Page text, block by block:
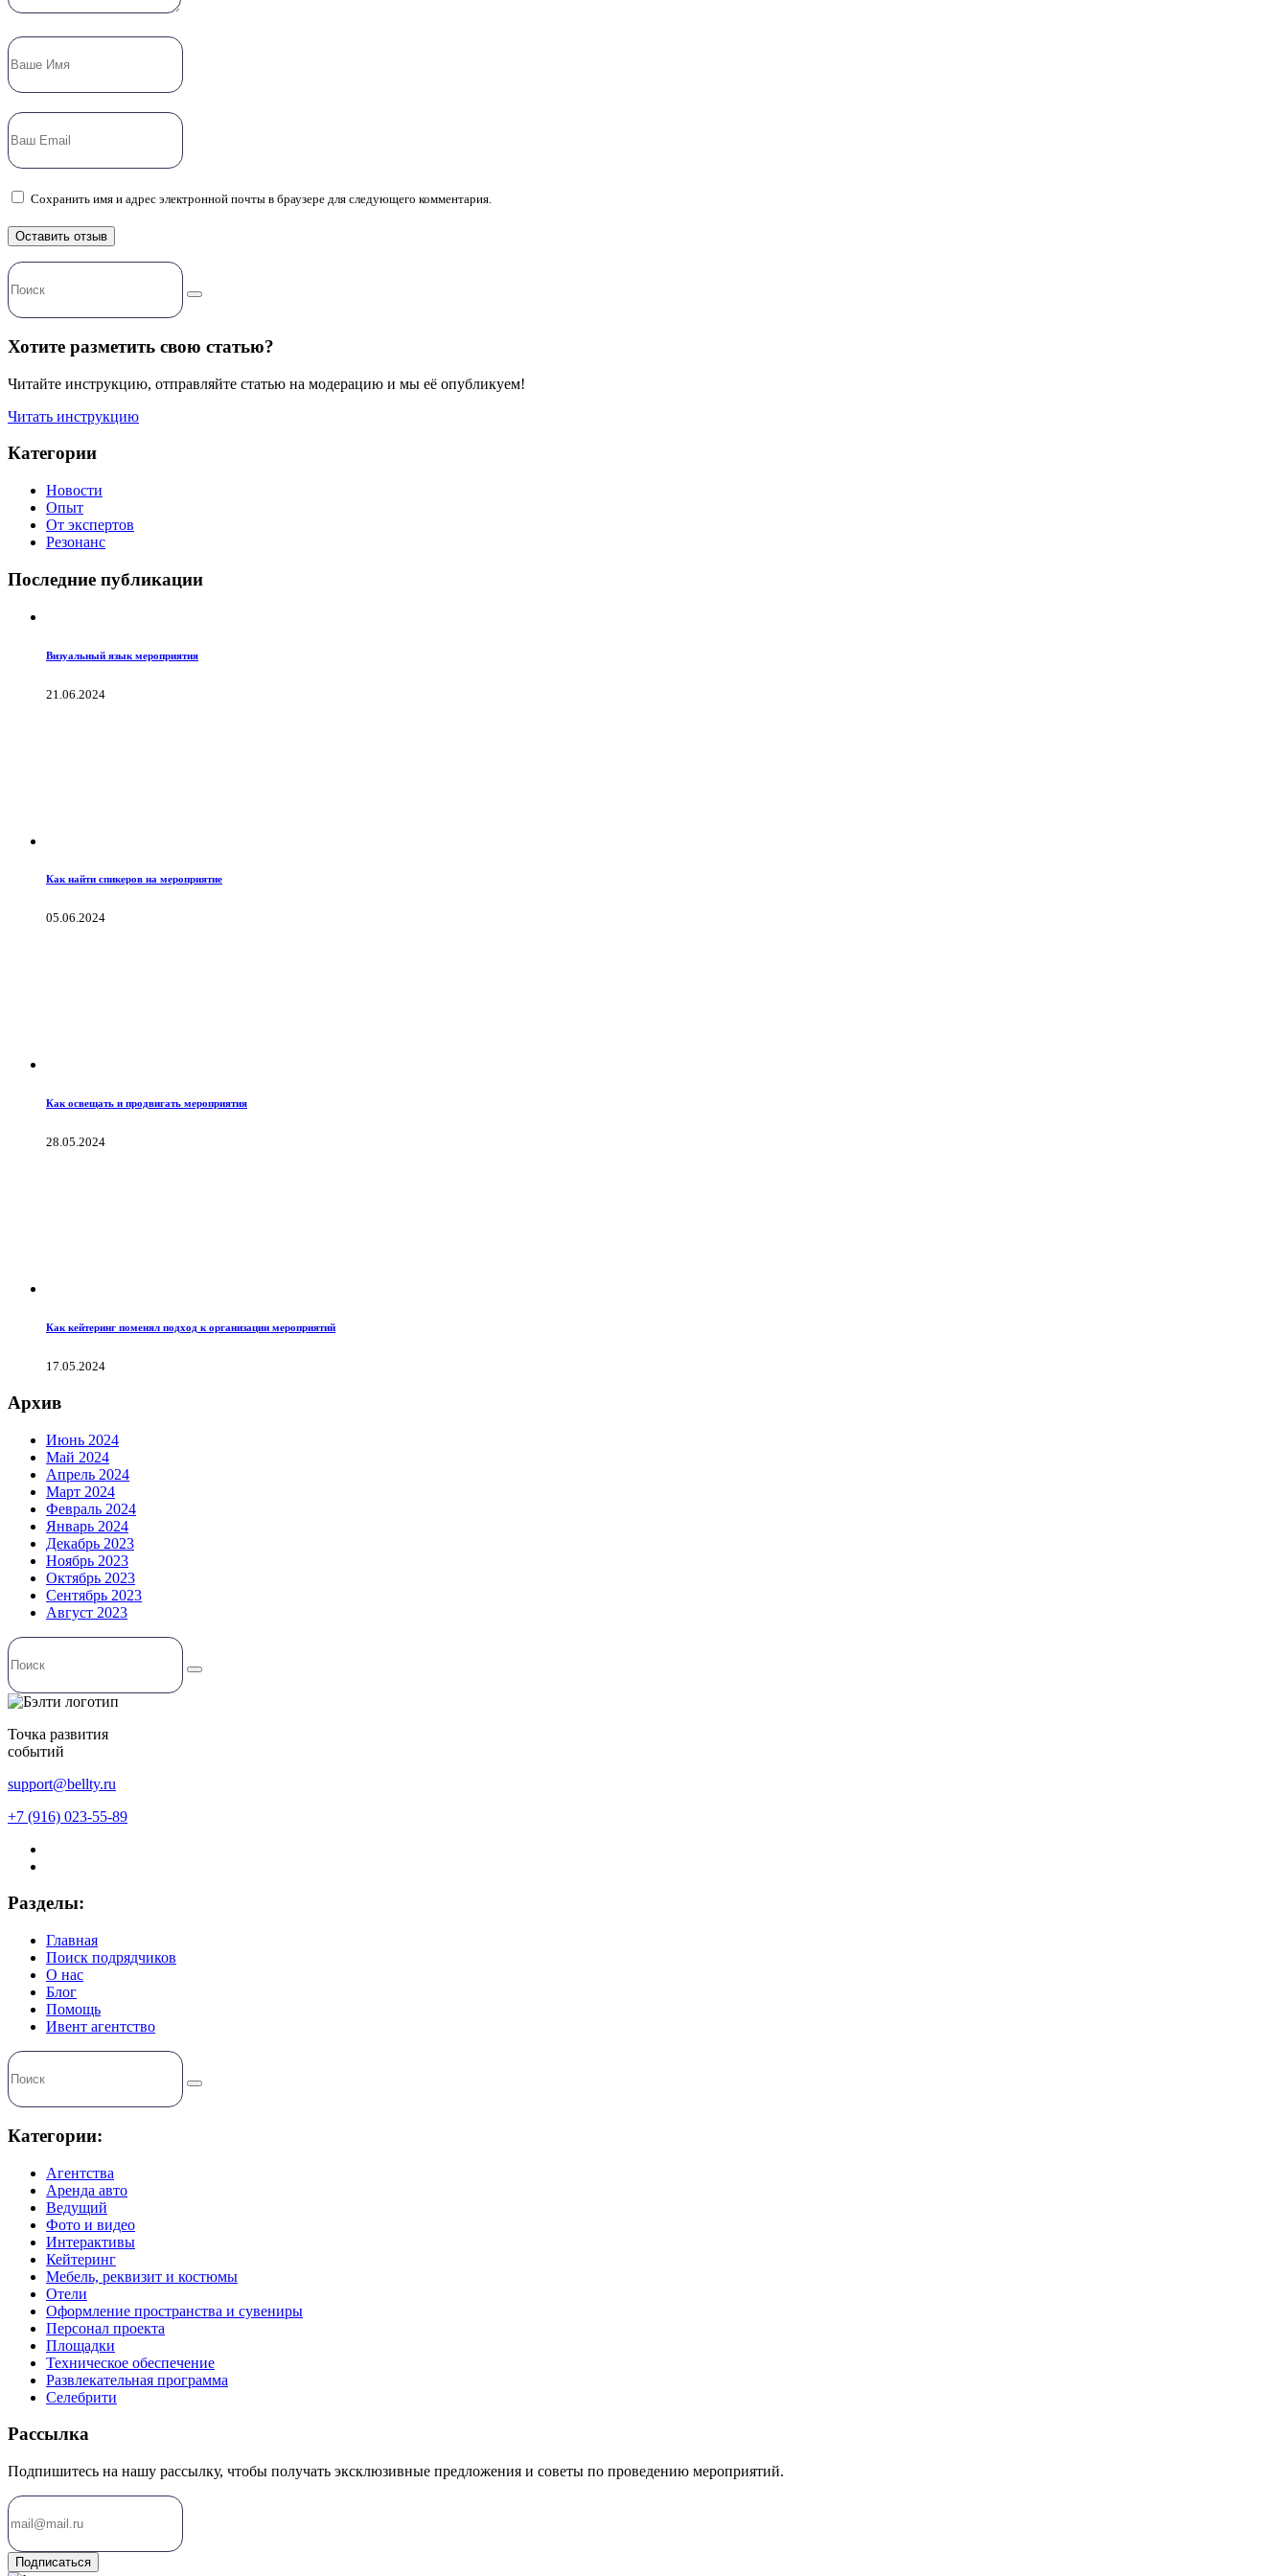
Сохранить имя и адрес электронной почты в браузере для следующего комментария.
Хотите разметить свою статью?
Читайте инструкцию, отправляйте статью на модерацию и мы её опубликуем!
Читать инструкцию
Категории
Новости
Опыт
От экспертов
Резонанс
Последние публикации
Визуальный язык мероприятия
21.06.2024
Как найти спикеров на мероприятие
05.06.2024
Как освещать и продвигать мероприятия
28.05.2024
Как кейтеринг поменял подход к организации мероприятий
17.05.2024
Архив
Июнь 2024
Май 2024
Апрель 2024
Март 2024
Февраль 2024
Январь 2024
Декабрь 2023
Ноябрь 2023
Октябрь 2023
Сентябрь 2023
Август 2023
Точка развития
событий
support@bellty.ru
+7 (916) 023-55-89
Разделы:
Главная
Поиск подрядчиков
О нас
Блог
Помощь
Ивент агентство
Категории:
Агентства
Аренда авто
Ведущий
Фото и видео
Интерактивы
Кейтеринг
Мебель, реквизит и костюмы
Отели
Оформление пространства и сувениры
Персонал проекта
Площадки
Техническое обеспечение
Развлекательная программа
Селебрити
Рассылка
Подпишитесь на нашу рассылку, чтобы получать эксклюзивные предложения и советы по проведению мероприятий.
Подписаться